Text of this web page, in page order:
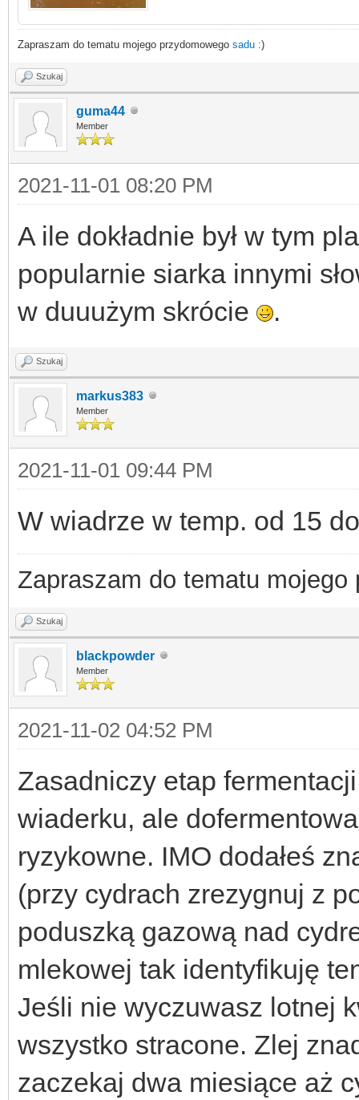
Zapraszam do tematu mojego przydomowego sadu :)
Szukaj
guma44
Member
2021-11-01 08:20 PM
A ile dokładnie był w tym
popularnie siarka innymi
w duuużym skrócie
.
Szukaj
markus383
Member
2021-11-01 09:44 PM
W wiadrze w temp. od 15
Zapraszam do tematu
Szukaj
blackpowder
Member
2021-11-02 04:52 PM
Zasadniczy etap
wiaderku, ale
ryzykowne. IMO dodałeś
(przy cydrach zrezygnuj z
poduszką gazową nad
mlekowej tak identyfikuję
Jeśli nie wyczuwasz lotnej
wszystko stracone. Zlej
zaczekaj dwa miesiące aż